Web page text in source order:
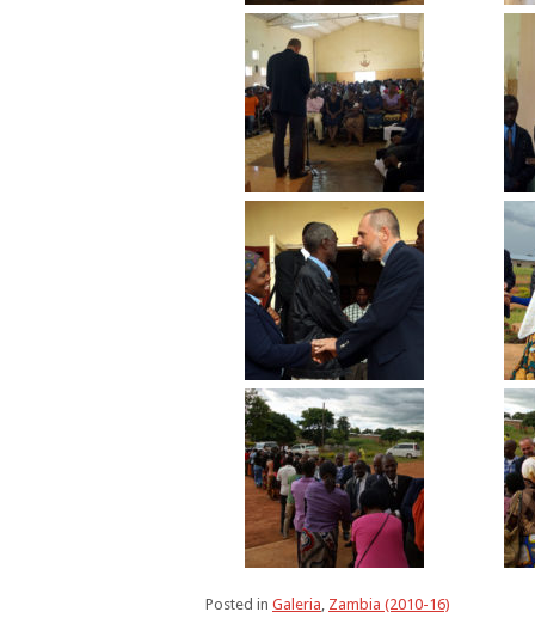
Posted in Galeria Zambia (2010-16)